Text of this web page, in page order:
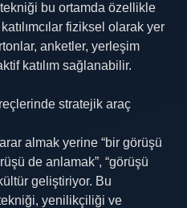
tekniği bu ortamda özellikle
fiziksel olarak yer
anketler, yerleşim
katılım sağlanabilir.
stratejik araç
almak yerine “bir görüşü
de anlamak”, “görüşü
geliştiriyor. Bu
yenilikçiliği ve